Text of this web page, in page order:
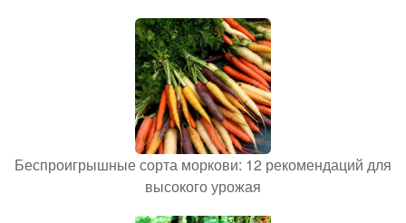
Беспроигрышные сорта моркови: 12 рекомендаций для
высокого урожая